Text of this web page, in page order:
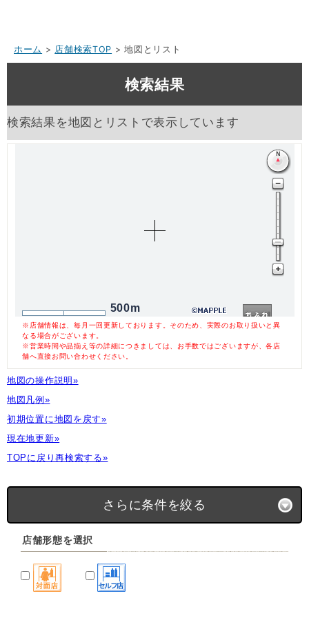
ホーム > 店舗検索TOP > 地図とリスト
検索結果
検索結果を地図とリストで表示しています
500m
※店舗情報は、毎月一回更新しております。そのため、実際のお取り扱いと異
なる場合がございます。
※営業時間や品揃え等の詳細につきましては、お手数ではございますが、各店
舗へ直接お問い合わせください。
地図の操作説明»
地図凡例»
初期位置に地図を戻す»
現在地更新»
TOPに戻り再検索する»
さらに条件を絞る
店舗形態を選択